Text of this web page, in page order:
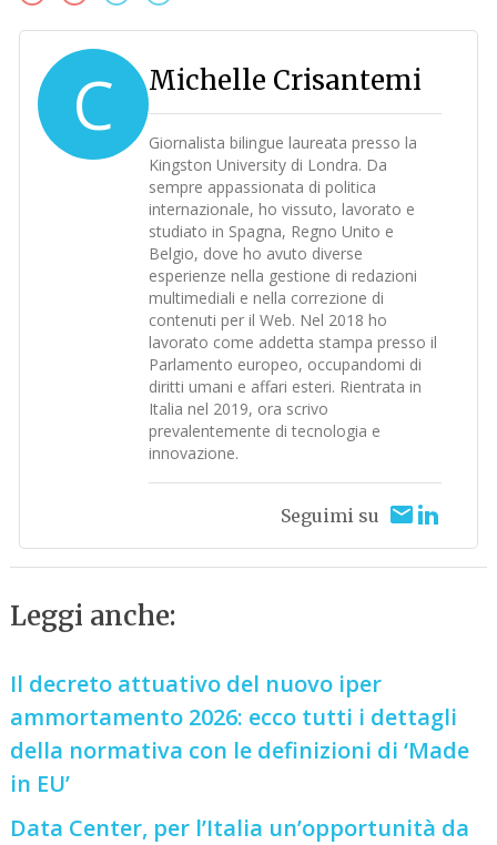
C Michelle Crisantemi
Giornalista bilingue laureata presso la
Kingston University di Londra. Da
sempre appassionata di politica
internazionale, ho vissuto, lavorato e
studiato in Spagna, Regno Unito e
Belgio, dove ho avuto diverse
esperienze nella gestione di redazioni
multimediali e nella correzione di
contenuti per il Web. Nel 2018 ho
lavorato come addetta stampa presso il
Parlamento europeo, occupandomi di
diritti umani e affari esteri. Rientrata in
Italia nel 2019, ora scrivo
prevalentemente di tecnologia e
innovazione.
Seguimi su
Leggi anche:
Il decreto attuativo del nuovo iper
ammortamento 2026: ecco tutti i dettagli
della normativa con le definizioni di ‘Made
in EU’
Data Center, per l’Italia un’opportunità da